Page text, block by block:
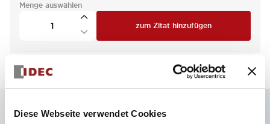
Diese Webseite verwendet Cookies
Menge auswählen
zum Zitat hinzufügen